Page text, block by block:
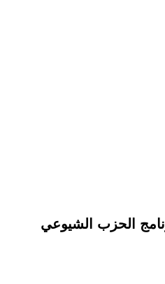
الحزب الشيوعي